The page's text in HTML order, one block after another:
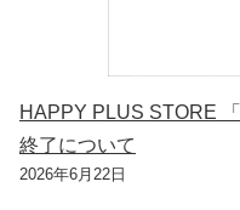
HAPPY PLUS STORE
終了について
2026年6月22日